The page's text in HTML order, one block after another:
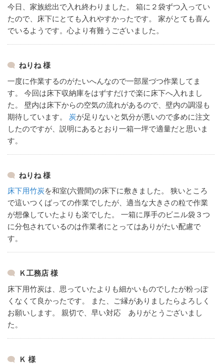
今日、家族総出で入れ終わりました。
箱に２袋ずつ入ってい
たので、床下にとても入れやすかったです。
家がとても喜ん
でいるようです。心より有難うございました。
ねりね 様
一度に作業するのがたいへんなので一部屋づつ作業してま
す。
今回は床下収納庫をはずすだけで楽に床下へ入れまし
た。
壁内は床下からの空気の流れがあるので、壁内の調湿も
期待しています。
炭が足りないと気分が悪いので多めに注文
したのですが、説明にあるとおり一箱一坪で適量だと思いま
す。
ねりね 様
床下用竹炭を和室(六畳間)の床下に敷きました。
狭いところ
で這いつくばっての作業でしたが、適当な大きさの粒で作業
が想像していたよりも楽でした。
一箱に厚手のビニル袋３つ
に分包されているのは作業者にとってはありがたい配慮で
す。
Ｋ工務店 様
床下用竹炭は、思っていたよりも細かいものでしたが粉っぽ
くなくて良かったです。
また、ご縁がありましたらよろしく
お願いします。
親切で、早い対応 ありがとうございまし
た。
Ｋ 様